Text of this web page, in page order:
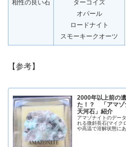
相性の良い石
ターコイズ
オパール
ロードナイト
スモーキークオーツ
【参考】
2000年以上前の
た！？ 「アマゾ
天河石」紹介
アマゾナイトのデー
れる微斜長石(マイク
や高温で溶解状態に